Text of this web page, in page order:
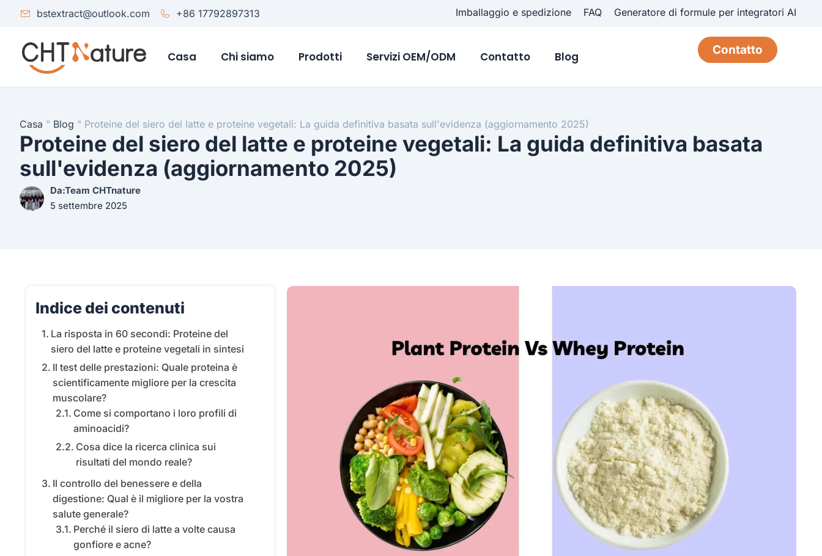
bstextract@outlook.com +86 17792897313 Imballaggio e spedizione FAQ Generatore di formule per integratori AI
Casa Chi siamo Prodotti Servizi OEM/ODM Contatto Blog Contatto
Casa " Blog " Proteine del siero del latte e proteine vegetali: La guida definitiva basata sull'evidenza (aggiornamento 2025)
Proteine del siero del latte e proteine vegetali: La guida definitiva basata
sull'evidenza (aggiornamento 2025)
Da:Team CHTnature
5 settembre 2025
Indice dei contenuti
La risposta in 60 secondi: Proteine del
siero del latte e proteine vegetali in sintesi
Il test delle prestazioni: Quale proteina è
scientificamente migliore per la crescita
muscolare?
Come si comportano i loro profili di
aminoacidi?
Cosa dice la ricerca clinica sui
risultati del mondo reale?
Il controllo del benessere e della
digestione: Qual è il migliore per la vostra
salute generale?
Perché il siero di latte a volte causa
gonfiore e acne?